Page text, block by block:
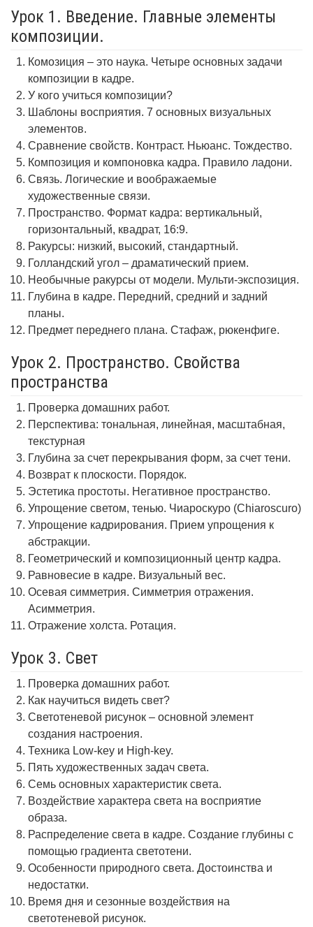
Урок 1. Введение. Главные элементы
композиции.
Комозиция – это наука. Четыре основных задачи
композиции в кадре.
У кого учиться композиции?
Шаблоны восприятия. 7 основных визуальных
элементов.
Сравнение свойств. Контраст. Ньюанс. Тождество.
Композиция и компоновка кадра. Правило ладони.
Связь. Логические и воображаемые
художественные связи.
Пространство. Формат кадра: вертикальный,
горизонтальный, квадрат, 16:9.
Ракурсы: низкий, высокий, стандартный.
Голландский угол – драматический прием.
Необычные ракурсы от модели. Мульти-экспозиция.
Глубина в кадре. Передний, средний и задний
планы.
Предмет переднего плана. Стафаж, рюкенфиге.
Урок 2. Пространство. Свойства
пространства
Проверка домашних работ.
Перспектива: тональная, линейная, масштабная,
текстурная
Глубина за счет перекрывания форм, за счет тени.
Возврат к плоскости. Порядок.
Эстетика простоты. Негативное пространство.
Упрощение светом, тенью. Чиароскуро (Chiaroscuro)
Упрощение кадрирования. Прием упрощения к
абстракции.
Геометрический и композиционный центр кадра.
Равновесие в кадре. Визуальный вес.
Осевая симметрия. Симметрия отражения.
Асимметрия.
Отражение холста. Ротация.
Урок 3. Свет
Проверка домашних работ.
Как научиться видеть свет?
Светотеневой рисунок – основной элемент
создания настроения.
Техника Low-key и High-key.
Пять художественных задач света.
Семь основных характеристик света.
Воздействие характера света на восприятие
образа.
Распределение света в кадре. Создание глубины с
помощью градиента светотени.
Особенности природного света. Достоинства и
недостатки.
Время дня и сезонные воздействия на
светотеневой рисунок.